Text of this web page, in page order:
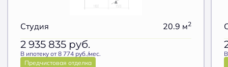
Студия 20.9 м2
2 935 835 руб.
В ипотеку от 8 774 руб./мес.
Предчистовая отделка